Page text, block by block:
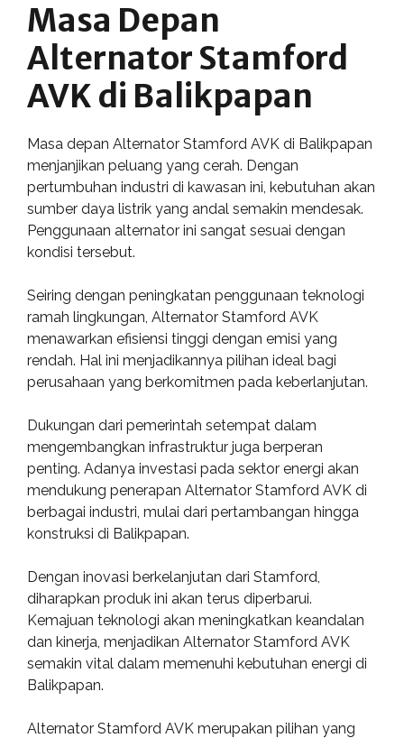
Masa Depan
Alternator Stamford
AVK di Balikpapan
Masa depan Alternator Stamford AVK di Balikpapan
menjanjikan peluang yang cerah. Dengan
pertumbuhan industri di kawasan ini, kebutuhan akan
sumber daya listrik yang andal semakin mendesak.
Penggunaan alternator ini sangat sesuai dengan
kondisi tersebut.
Seiring dengan peningkatan penggunaan teknologi
ramah lingkungan, Alternator Stamford AVK
menawarkan efisiensi tinggi dengan emisi yang
rendah. Hal ini menjadikannya pilihan ideal bagi
perusahaan yang berkomitmen pada keberlanjutan.
Dukungan dari pemerintah setempat dalam
mengembangkan infrastruktur juga berperan
penting. Adanya investasi pada sektor energi akan
mendukung penerapan Alternator Stamford AVK di
berbagai industri, mulai dari pertambangan hingga
konstruksi di Balikpapan.
Dengan inovasi berkelanjutan dari Stamford,
diharapkan produk ini akan terus diperbarui.
Kemajuan teknologi akan meningkatkan keandalan
dan kinerja, menjadikan Alternator Stamford AVK
semakin vital dalam memenuhi kebutuhan energi di
Balikpapan.
Alternator Stamford AVK merupakan pilihan yang